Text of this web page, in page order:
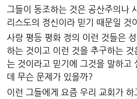
그들이 동조하는 것은 공산주의나
리스도의 정신이라 믿기 때문일 것
사랑 평등 평화 정의 이런 것들은
하는 것이고 이런 것을 추구하는
는 것이라고 믿기에 그것을 말하고
데 무슨 문제가 있을까?
이런 그들에게 요즘 우리 교회가